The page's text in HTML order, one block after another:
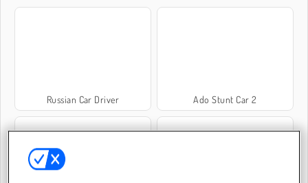
Russian Car Driver Ado Stunt Car 2